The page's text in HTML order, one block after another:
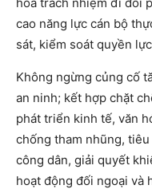
cao năng lực cán bộ
sát, kiểm soát quyền
Không ngừng củng cố
an ninh; kết hợp chặt
phát triển kinh tế, văn
chống tham nhũng,
công dân, giải quyết
hoạt động đối ngoại và